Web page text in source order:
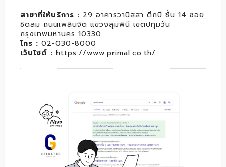
สาขาที่ให้บริการ : 29 อาคารวานิสสา ตึกบี ชั้น 14 ซอย
ชิดลม ถนนเพลินจิต แขวงลุมพินี เขตปทุมวัน
กรุงเทพมหานคร 10330
โทร : 02-030-8000
เว็บไซต์ : https://www.primal.co.th/